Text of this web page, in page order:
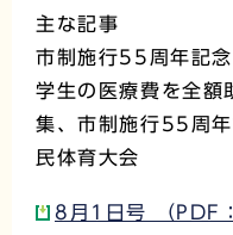
主な記事
市制施行55周年記
学生の医療費を全
集、市制施行55周
民体育大会
8月1日号 （PDF